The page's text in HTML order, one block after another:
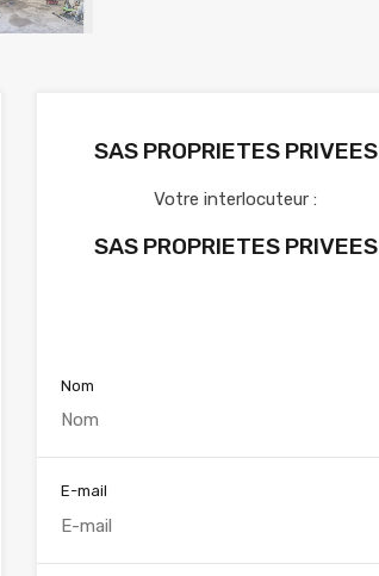
SAS PROPRIETES PRIVEES
Votre interlocuteur :
SAS PROPRIETES PRIVEES
Nom
E-mail